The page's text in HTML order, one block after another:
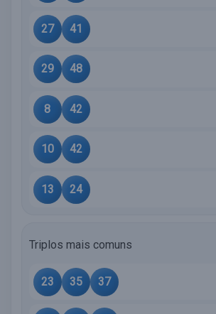
27 41
29 48
8 42
10 42
13 24
Triplos mais comuns
23 35 37